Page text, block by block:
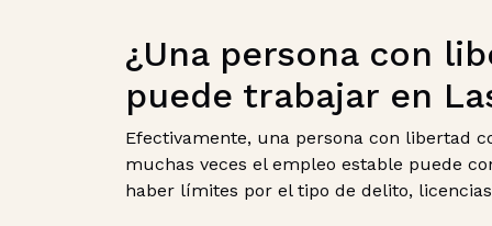
¿Una persona con
puede trabajar en
Efectivamente, una persona con libertad
muchas veces el empleo estable puede
haber límites por el tipo de delito,